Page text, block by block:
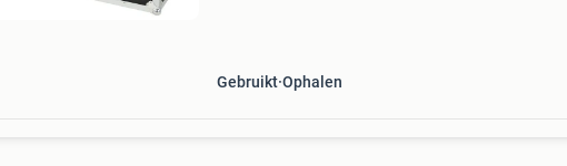
Gebruikt Ophalen